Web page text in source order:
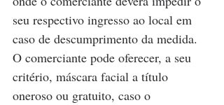
seu respectivo ingresso ao local em
caso de descumprimento da medida.
O comerciante pode oferecer, a seu
critério, máscara facial a título
oneroso ou gratuito, caso o